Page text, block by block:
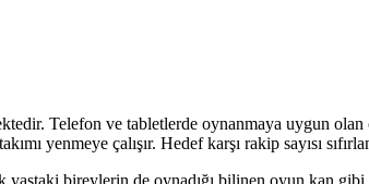
Telefon ve tabletlerde oynanmaya uygun
yenmeye çalışır. Hedef karşı rakip sayısı
bireylerin de oynadığı bilinen oyun kan